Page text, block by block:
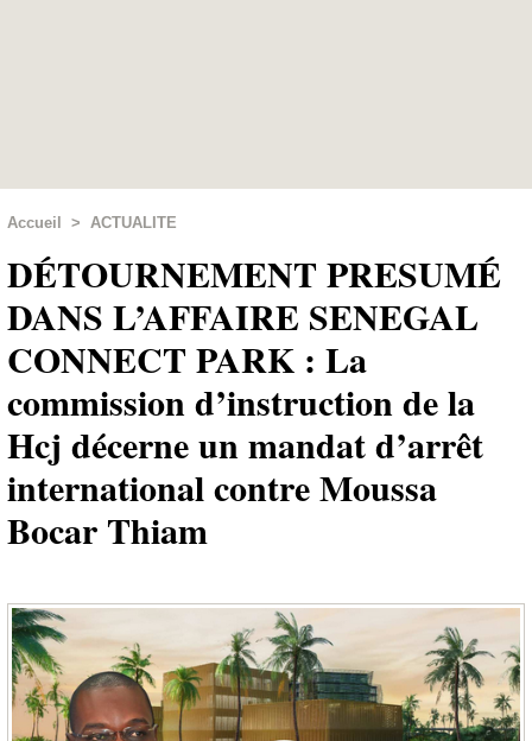
Accueil > ACTUALITE
DÉTOURNEMENT PRESUMÉ
DANS L’AFFAIRE SENEGAL
CONNECT PARK : La
commission d’instruction de la
Hcj décerne un mandat d’arrêt
international contre Moussa
Bocar Thiam